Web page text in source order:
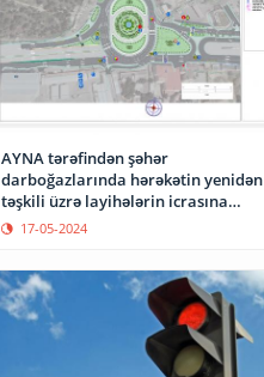
AYNA tərəfindən şəhər
darboğazlarında hərəkətin yenidən
təşkili üzrə layihələrin icrasına
başlanılıb
17-05-2024